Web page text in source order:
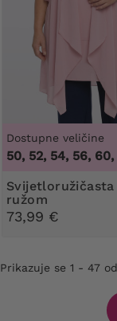
Dostupne veličine
50, 52, 54, 56,
Svijetloružičasta tunika s
ružom
73,99 €
Prikazuje se 1 - 47